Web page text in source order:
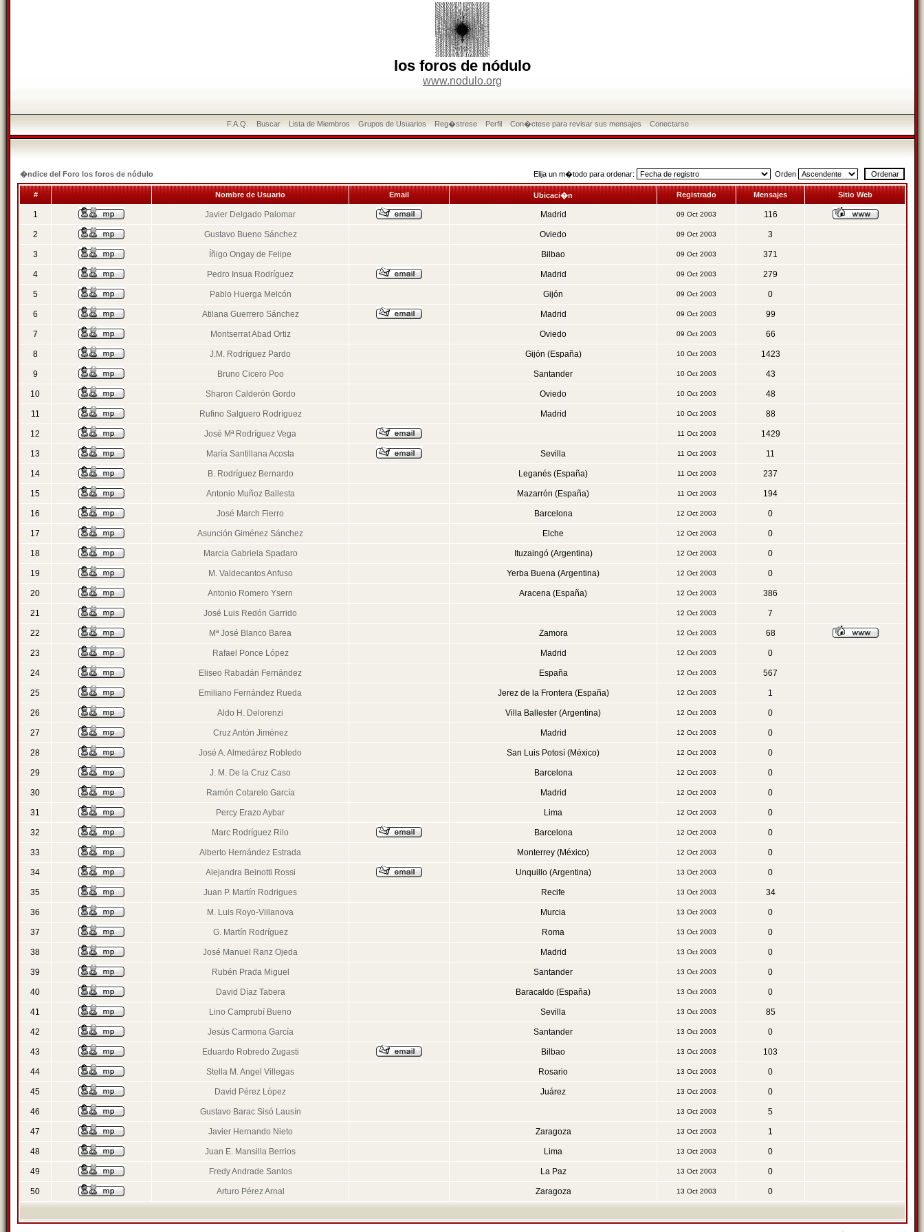
los foros de nódulo
www.nodulo.org
F.A.Q. Buscar Lista de Miembros Grupos de Usuarios Reg�strese Perfil Con�ctese para revisar sus mensajes Conectarse
�ndice del Foro los foros de nódulo Elija un m�todo para ordenar: Orden
# Nombre de Usuario Email Ubicaci�n Registrado Mensajes Sitio Web
1 Javier Delgado Palomar Madrid 09 Oct 2003 116
2 Gustavo Bueno Sánchez Oviedo 09 Oct 2003 3
3 Íñigo Ongay de Felipe Bilbao 09 Oct 2003 371
4 Pedro Insua Rodríguez Madrid 09 Oct 2003 279
5 Pablo Huerga Melcón Gijón 09 Oct 2003 0
6 Atilana Guerrero Sánchez Madrid 09 Oct 2003 99
7 Montserrat Abad Ortiz Oviedo 09 Oct 2003 66
8 J.M. Rodríguez Pardo Gijón (España) 10 Oct 2003 1423
9 Bruno Cicero Poo Santander 10 Oct 2003 43
10 Sharon Calderón Gordo Oviedo 10 Oct 2003 48
11 Rufino Salguero Rodríguez Madrid 10 Oct 2003 88
12 José Mª Rodríguez Vega 11 Oct 2003 1429
13 María Santillana Acosta Sevilla 11 Oct 2003 11
14 B. Rodríguez Bernardo Leganés (España) 11 Oct 2003 237
15 Antonio Muñoz Ballesta Mazarrón (España) 11 Oct 2003 194
16 José March Fierro Barcelona 12 Oct 2003 0
17 Asunción Giménez Sánchez Elche 12 Oct 2003 0
18 Marcia Gabriela Spadaro Ituzaingó (Argentina) 12 Oct 2003 0
19 M. Valdecantos Anfuso Yerba Buena (Argentina) 12 Oct 2003 0
20 Antonio Romero Ysern Aracena (España) 12 Oct 2003 386
21 José Luis Redón Garrido 12 Oct 2003 7
22 Mª José Blanco Barea Zamora 12 Oct 2003 68
23 Rafael Ponce López Madrid 12 Oct 2003 0
24 Eliseo Rabadán Fernández España 12 Oct 2003 567
25 Emiliano Fernández Rueda Jerez de la Frontera (España) 12 Oct 2003 1
26 Aldo H. Delorenzi Villa Ballester (Argentina) 12 Oct 2003 0
27 Cruz Antón Jiménez Madrid 12 Oct 2003 0
28 José A. Almedárez Robledo San Luis Potosí (México) 12 Oct 2003 0
29 J. M. De la Cruz Caso Barcelona 12 Oct 2003 0
30 Ramón Cotarelo García Madrid 12 Oct 2003 0
31 Percy Erazo Aybar Lima 12 Oct 2003 0
32 Marc Rodríguez Rilo Barcelona 12 Oct 2003 0
33 Alberto Hernández Estrada Monterrey (México) 12 Oct 2003 0
34 Alejandra Beinotti Rossi Unquillo (Argentina) 13 Oct 2003 0
35 Juan P. Martín Rodrigues Recife 13 Oct 2003 34
36 M. Luis Royo-Villanova Murcia 13 Oct 2003 0
37 G. Martín Rodríguez Roma 13 Oct 2003 0
38 José Manuel Ranz Ojeda Madrid 13 Oct 2003 0
39 Rubén Prada Miguel Santander 13 Oct 2003 0
40 David Díaz Tabera Baracaldo (España) 13 Oct 2003 0
41 Lino Camprubí Bueno Sevilla 13 Oct 2003 85
42 Jesús Carmona García Santander 13 Oct 2003 0
43 Eduardo Robredo Zugasti Bilbao 13 Oct 2003 103
44 Stella M. Angel Villegas Rosario 13 Oct 2003 0
45 David Pérez López Juárez 13 Oct 2003 0
46 Gustavo Barac Sisó Lausín 13 Oct 2003 5
47 Javier Hernando Nieto Zaragoza 13 Oct 2003 1
48 Juan E. Mansilla Berrios Lima 13 Oct 2003 0
49 Fredy Andrade Santos La Paz 13 Oct 2003 0
50 Arturo Pérez Arnal Zaragoza 13 Oct 2003 0